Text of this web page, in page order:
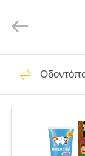
ΣΠΊΤΙ
ΒΊΝΤΕΟ
CENTER.